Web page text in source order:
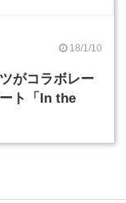
18/1/10
がコラボレー
ト「In the